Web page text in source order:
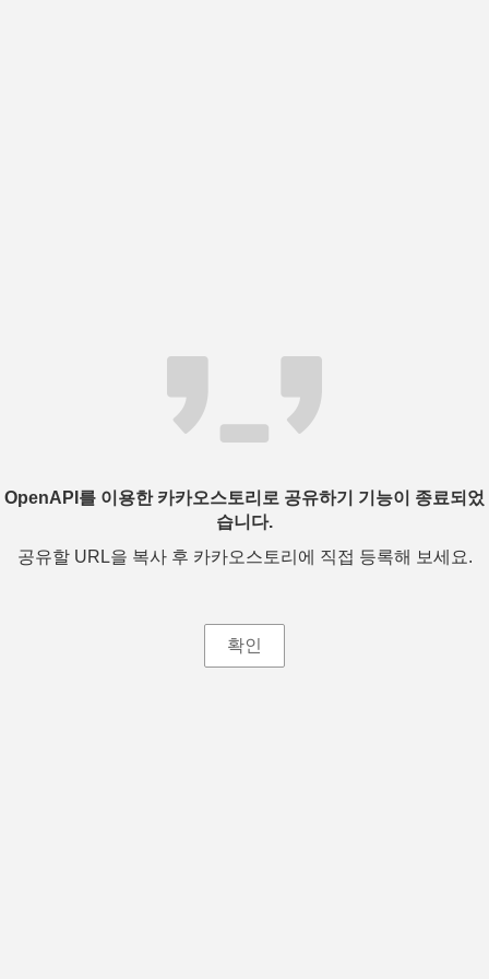
OpenAPI를 이용한 카카오스토리로 공유하기 기능이 종료되었
습니다.
공유할 URL을 복사 후 카카오스토리에 직접 등록해 보세요.
확인